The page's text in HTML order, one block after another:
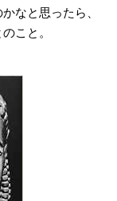
なと思ったら、
こと。